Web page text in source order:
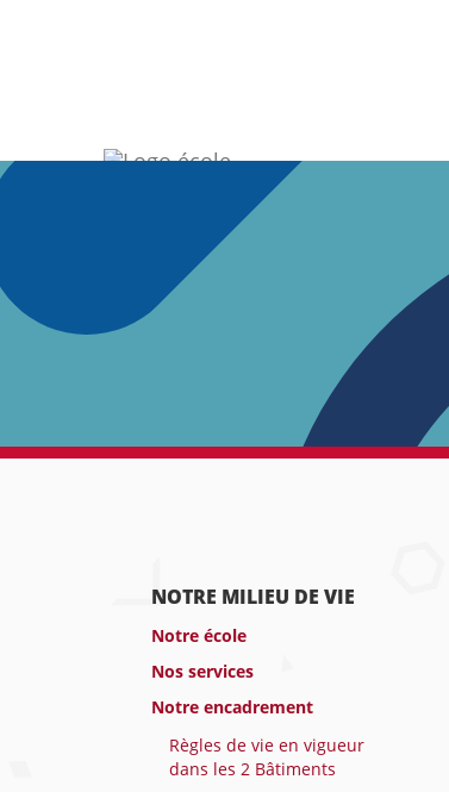
NOTRE MILIEU DE VIE
Notre école
Nos services
Notre encadrement
Règles de vie en vigueur
dans les 2 Bâtiments